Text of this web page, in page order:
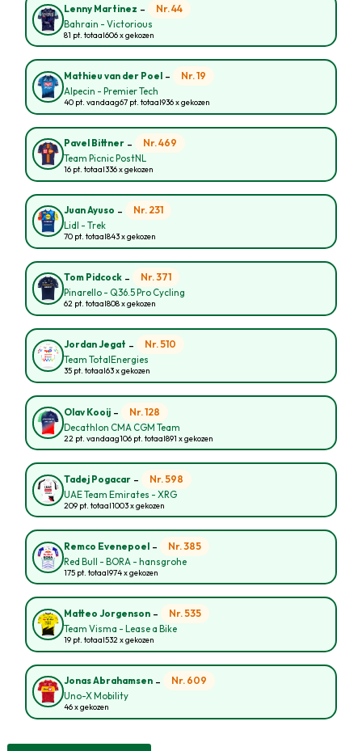
Lenny Martinez - Nr. 44
Bahrain - Victorious
81 pt. totaal606 x gekozen
Mathieu van der Poel - Nr. 19
Alpecin - Premier Tech
40 pt. vandaag67 pt. totaal936 x gekozen
Pavel Bittner - Nr. 469
Team Picnic PostNL
16 pt. totaal336 x gekozen
Juan Ayuso - Nr. 231
Lidl - Trek
70 pt. totaal843 x gekozen
Tom Pidcock - Nr. 371
Pinarello - Q36.5 Pro Cycling
62 pt. totaal808 x gekozen
Jordan Jegat - Nr. 510
Team TotalEnergies
35 pt. totaal63 x gekozen
Olav Kooij - Nr. 128
Decathlon CMA CGM Team
22 pt. vandaag106 pt. totaal891 x gekozen
Tadej Pogacar - Nr. 598
UAE Team Emirates - XRG
209 pt. totaal1003 x gekozen
Remco Evenepoel - Nr. 385
Red Bull - BORA - hansgrohe
175 pt. totaal974 x gekozen
Matteo Jorgenson - Nr. 535
Team Visma - Lease a Bike
19 pt. totaal532 x gekozen
Jonas Abrahamsen - Nr. 609
Uno-X Mobility
46 x gekozen